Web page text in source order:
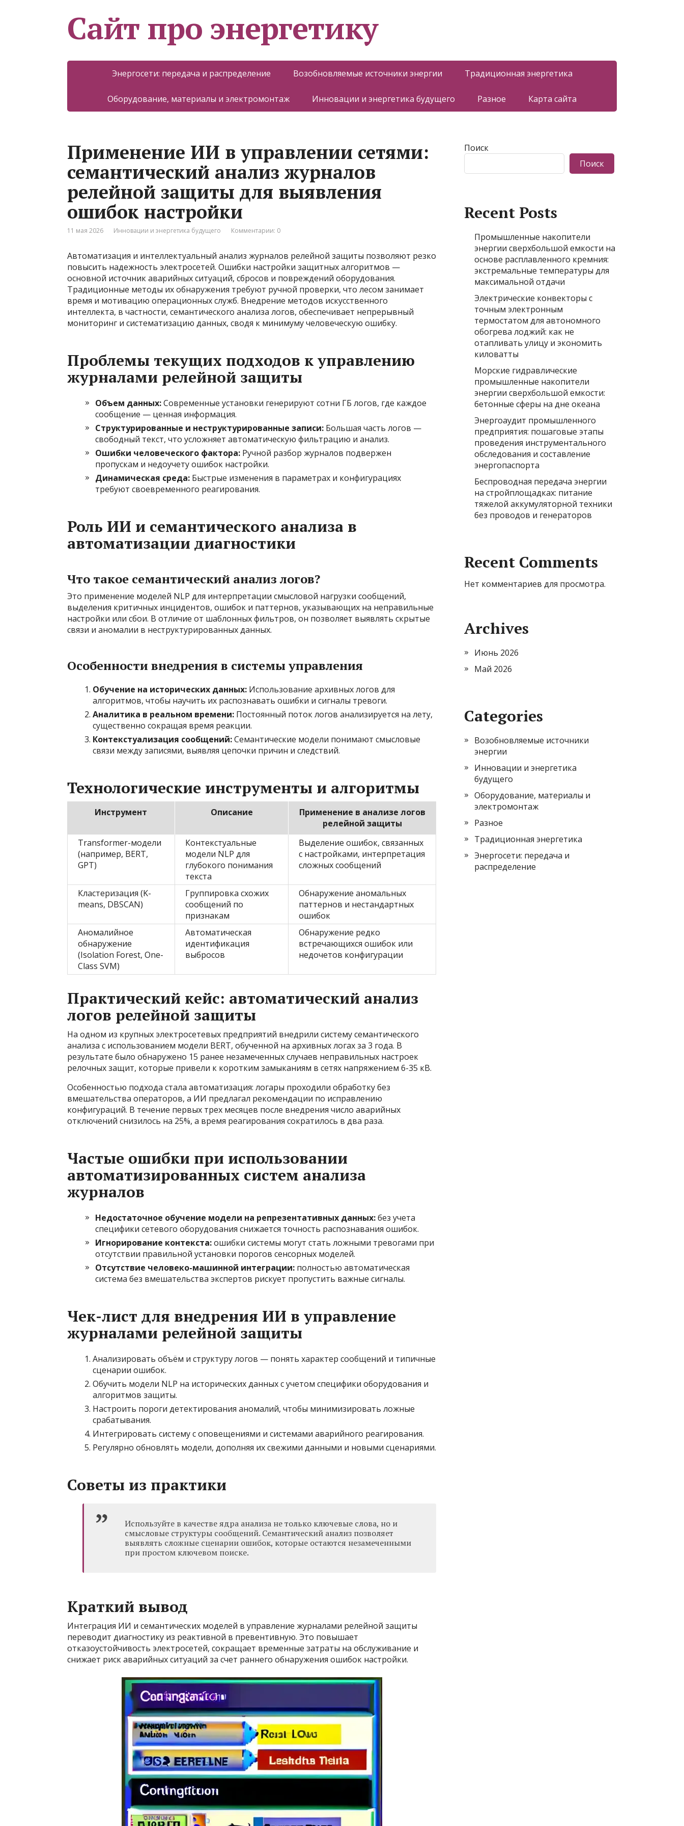
Сайт про энергетику
Энергосети: передача и распределение Возобновляемые источники энергии Традиционная энергетика
Оборудование, материалы и электромонтаж Инновации и энергетика будущего Разное Карта сайта
Применение ИИ в управлении сетями:
семантический анализ журналов
релейной защиты для выявления
ошибок настройки
11 мая 2026 Инновации и энергетика будущего Комментарии: 0
Автоматизация и интеллектуальный анализ журналов релейной защиты позволяют резко
повысить надежность электросетей. Ошибки настройки защитных алгоритмов —
основной источник аварийных ситуаций, сбросов и повреждений оборудования.
Традиционные методы их обнаружения требуют ручной проверки, что лесом занимает
время и мотивацию операционных служб. Внедрение методов искусственного
интеллекта, в частности, семантического анализа логов, обеспечивает непрерывный
мониторинг и систематизацию данных, сводя к минимуму человеческую ошибку.
Проблемы текущих подходов к управлению
журналами релейной защиты
Объем данных:Современные установки генерируют сотни ГБ логов, где каждое
сообщение — ценная информация.
Структурированные и неструктурированные записи: Большая часть логов —
свободный текст, что усложняет автоматическую фильтрацию и анализ.
Ошибки человеческого фактора: Ручной разбор журналов подвержен
пропускам и недоучету ошибок настройки.
Динамическая среда: Быстрые изменения в параметрах и конфигурациях
требуют своевременного реагирования.
Роль ИИ и семантического анализа в
автоматизации диагностики
Что такое семантический анализ логов?
Это применение моделей NLP для интерпретации смысловой нагрузки сообщений,
выделения критичных инцидентов, ошибок и паттернов, указывающих на неправильные
настройки или сбои. В отличие от шаблонных фильтров, он позволяет выявлять скрытые
связи и аномалии в неструктурированных данных.
Особенности внедрения в системы управления
Обучение на исторических данных: Использование архивных логов для
алгоритмов, чтобы научить их распознавать ошибки и сигналы тревоги.
Аналитика в реальном времени: Постоянный поток логов анализируется на лету,
существенно сокращая время реакции.
Контекстуализация сообщений:Семантические модели понимают смысловые
связи между записями, выявляя цепочки причин и следствий.
Технологические инструменты и алгоритмы
Инструмент Описание
Применение в анализе логов
релейной защиты
Transformer-модели
(например, BERT,
GPT)
Контекстуальные
модели NLP для
глубокого понимания
текста
Выделение ошибок, связанных
с настройками, интерпретация
сложных сообщений
Кластеризация (K-
means, DBSCAN)
Группировка схожих
сообщений по
признакам
Обнаружение аномальных
паттернов и нестандартных
ошибок
Аномалийное
обнаружение
(Isolation Forest, One-
Class SVM)
Автоматическая
идентификация
выбросов
Обнаружение редко
встречающихся ошибок или
недочетов конфигурации
Практический кейс: автоматический анализ
логов релейной защиты
На одном из крупных электросетевых предприятий внедрили систему семантического
анализа с использованием модели BERT, обученной на архивных логах за 3 года. В
результате было обнаружено 15 ранее незамеченных случаев неправильных настроек
релочных защит, которые привели к коротким замыканиям в сетях напряжением 6-35 кВ.
Особенностью подхода стала автоматизация: логары проходили обработку без
вмешательства операторов, а ИИ предлагал рекомендации по исправлению
конфигураций. В течение первых трех месяцев после внедрения число аварийных
отключений снизилось на 25%, а время реагирования сократилось в два раза.
Частые ошибки при использовании
автоматизированных систем анализа
журналов
Недостаточное обучение модели на репрезентативных данных:без учета
специфики сетевого оборудования снижается точность распознавания ошибок.
Игнорирование контекста:ошибки системы могут стать ложными тревогами при
отсутствии правильной установки порогов сенсорных моделей.
Отсутствие человеко-машинной интеграции: полностью автоматическая
система без вмешательства экспертов рискует пропустить важные сигналы.
Чек-лист для внедрения ИИ в управление
журналами релейной защиты
Анализировать объём и структуру логов — понять характер сообщений и типичные
сценарии ошибок.
Обучить модели NLP на исторических данных с учетом специфики оборудования и
алгоритмов защиты.
Настроить пороги детектирования аномалий, чтобы минимизировать ложные
срабатывания.
Интегрировать систему с оповещениями и системами аварийного реагирования.
Регулярно обновлять модели, дополняя их свежими данными и новыми сценариями.
Советы из практики
Используйте в качестве ядра анализа не только ключевые слова, но и
смысловые структуры сообщений. Семантический анализ позволяет
выявлять сложные сценарии ошибок, которые остаются незамеченными
при простом ключевом поиске.
Краткий вывод
Интеграция ИИ и семантических моделей в управление журналами релейной защиты
переводит диагностику из реактивной в превентивную. Это повышает
отказоустойчивость электросетей, сокращает временные затраты на обслуживание и
снижает риск аварийных ситуаций за счет раннего обнаружения ошибок настройки.
Поиск
Поиск
Recent Posts
Промышленные накопители
энергии сверхбольшой емкости на
основе расплавленного кремния:
экстремальные температуры для
максимальной отдачи
Электрические конвекторы с
точным электронным
термостатом для автономного
обогрева лоджий: как не
отапливать улицу и экономить
киловатты
Морские гидравлические
промышленные накопители
энергии сверхбольшой емкости:
бетонные сферы на дне океана
Энергоаудит промышленного
предприятия: пошаговые этапы
проведения инструментального
обследования и составление
энергопаспорта
Беспроводная передача энергии
на стройплощадках: питание
тяжелой аккумуляторной техники
без проводов и генераторов
Recent Comments
Нет комментариев для просмотра.
Archives
Июнь 2026
Май 2026
Categories
Возобновляемые источники
энергии
Инновации и энергетика
будущего
Оборудование, материалы и
электромонтаж
Разное
Традиционная энергетика
Энергосети: передача и
распределение